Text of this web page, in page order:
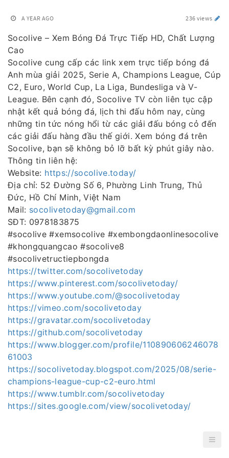
A YEAR AGO 236 views
Socolive – Xem Bóng Đá Trực Tiếp HD, Chất Lượng
Cao
Socolive cung cấp các link xem trực tiếp bóng đá
Anh mùa giải 2025, Serie A, Champions League, Cúp
C2, Euro, World Cup, La Liga, Bundesliga và V-
League. Bên cạnh đó, Socolive TV còn liên tục cập
nhật kết quả bóng đá, lịch thi đấu hôm nay, cùng
những tin tức nóng hổi từ các giải đấu bóng cỏ đến
các giải đấu hàng đầu thế giới. Xem bóng đá trên
Socolive, bạn sẽ không bỏ lỡ bất kỳ phút giây nào.
Thông tin liên hệ:
Website: https://socolive.today/
Địa chỉ: 52 Đường Số 6, Phường Linh Trung, Thủ
Đức, Hồ Chí Minh, Việt Nam
Mail: socolivetoday@gmail.com
SĐT: 0978183875
#socolive #xemsocolive #xembongdaonlinesocolive
#khongquangcao #socolive8
#socolivetructiepbongda
https://twitter.com/socolivetoday
https://www.pinterest.com/socolivetoday/
https://www.youtube.com/@socolivetoday
https://vimeo.com/socolivetoday
https://gravatar.com/socolivetoday
https://github.com/socolivetoday
https://www.blogger.com/profile/110890606246078
61003
https://socolivetoday.blogspot.com/2025/08/serie-
champions-league-cup-c2-euro.html
https://www.tumblr.com/socolivetoday
https://sites.google.com/view/socolivetoday/